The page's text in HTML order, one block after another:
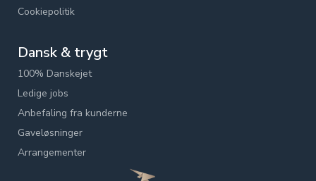
Cookiepolitik
Dansk & trygt
100% Danskejet
Ledige jobs
Anbefaling fra kunderne
Gaveløsninger
Arrangementer